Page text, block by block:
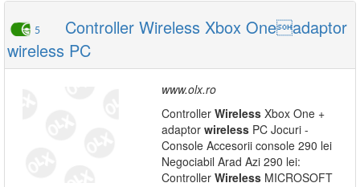
5
Controller Wireless Xbox Oneadaptor
wireless PC
www.olx.ro
Controller Wireless Xbox One +
adaptor wireless PC Jocuri -
Console Accesorii console 290 lei
Negociabil Arad Azi 290 lei:
Controller Wireless MICROSOFT